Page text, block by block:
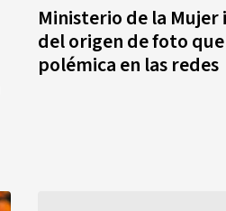
Ministerio de la
del origen de foto
polémica en las redes